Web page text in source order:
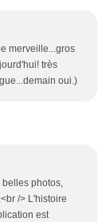
merveille...gros
très
oui.)
photos,
/> L'histoire
est